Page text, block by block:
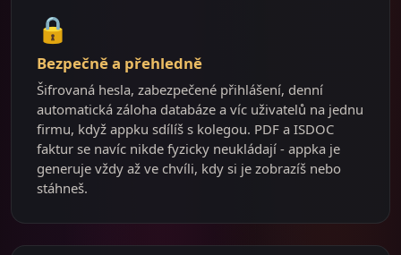
🔒
Bezpečně a přehledně
Šifrovaná hesla, zabezpečené přihlášení, denní
automatická záloha databáze a víc uživatelů na jednu
firmu, když appku sdílíš s kolegou. PDF a ISDOC
faktur se navíc nikde fyzicky neukládají - appka je
generuje vždy až ve chvíli, kdy si je zobrazíš nebo
stáhneš.